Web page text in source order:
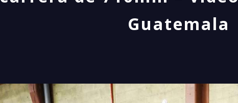
Guatemala